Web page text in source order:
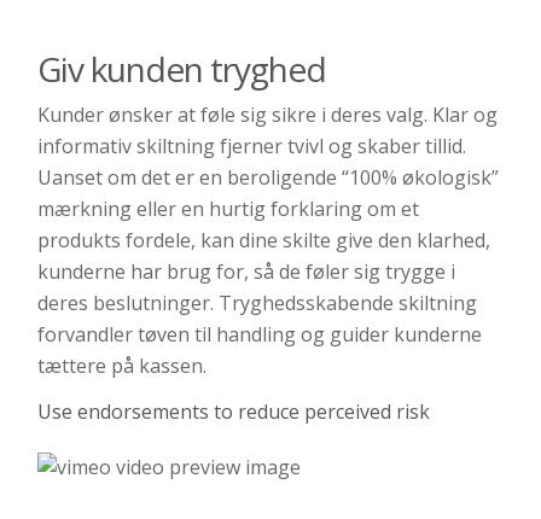
Giv kunden tryghed
Kunder ønsker at føle sig sikre i deres valg. Klar og
informativ skiltning fjerner tvivl og skaber tillid.
Uanset om det er en beroligende “100% økologisk”
mærkning eller en hurtig forklaring om et
produkts fordele, kan dine skilte give den klarhed,
kunderne har brug for, så de føler sig trygge i
deres beslutninger. Tryghedsskabende skiltning
forvandler tøven til handling og guider kunderne
tættere på kassen.
Use endorsements to reduce perceived risk